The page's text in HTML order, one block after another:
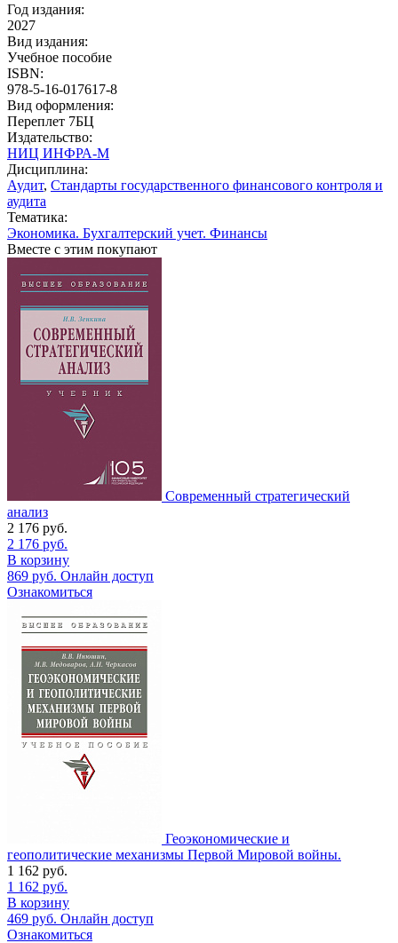
Год издания:
2027
Вид издания:
Учебное пособие
ISBN:
978-5-16-017617-8
Вид оформления:
Переплет 7БЦ
Издательство:
НИЦ ИНФРА-М
Дисциплина:
Аудит, Стандарты государственного финансового контроля и
аудита
Тематика:
Экономика. Бухгалтерский учет. Финансы
Вместе с этим покупают
Современный стратегический
анализ
2 176 руб.
2 176 руб.
В корзину
869 руб. Онлайн доступ
Ознакомиться
Геоэкономические и
геополитические механизмы Первой Мировой войны.
1 162 руб.
1 162 руб.
В корзину
469 руб. Онлайн доступ
Ознакомиться